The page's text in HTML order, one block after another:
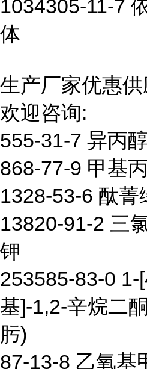
1034305-11-7
体
生产厂家优惠
欢迎咨询:
555-31-7 异丙
868-77-9 甲基
1328-53-6 酞菁
13820-91-2 三
钾
253585-83-0 1-
基]-1,2-辛烷二
肟)
87-13-8 乙氧基